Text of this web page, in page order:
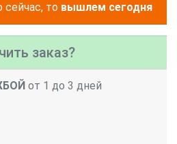
сейчас, то вышлем сегодня
заказ?
от 1 до 3 дней